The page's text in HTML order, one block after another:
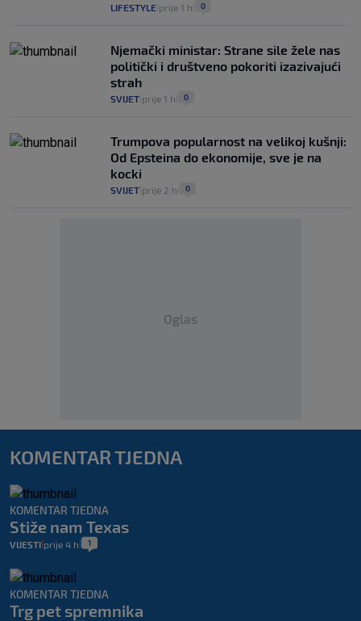
LIFESTYLE prije 1 h 0
Njemački ministar: Strane sile žele nas
politički i društveno pokoriti izazivajući
strah
SVIJET prije 1 h 0
Trumpova popularnost na velikoj kušnji:
Od Epsteina do ekonomije, sve je na
kocki
SVIJET prije 2 h 0
Oglas
KOMENTAR TJEDNA
KOMENTAR TJEDNA
Stiže nam Texas
VIJESTI prije 4 h 1
KOMENTAR TJEDNA
Trg pet spremnika